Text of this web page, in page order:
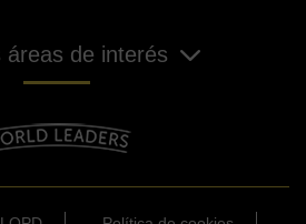
áreas de interés